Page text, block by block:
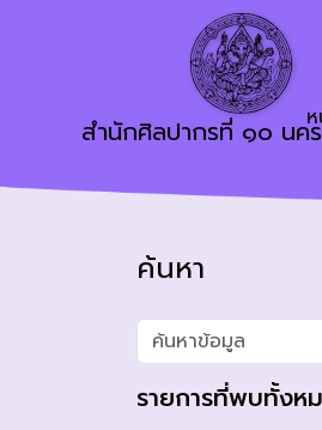
สำนักศิลปากรที่ ๑๐ นค
ค้นหา
รายการที่พบทั้งห